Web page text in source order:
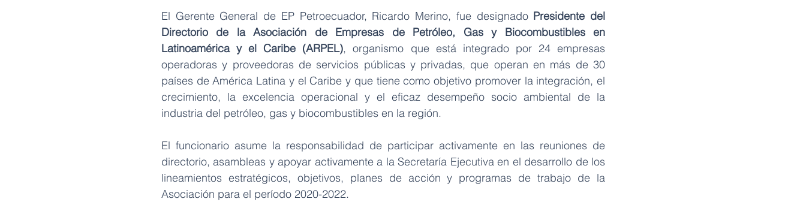
El Gerente General de EP Petroecuador, Ricardo Merino, fue designado Presidente del
Directorio de la Asociación de Empresas de Petróleo, Gas y Biocombustibles en
Latinoamérica y el Caribe (ARPEL), organismo que está integrado por 24 empresas
operadoras y proveedoras de servicios públicas y privadas, que operan en más de 30
países de América Latina y el Caribe y que tiene como objetivo promover la integración, el
crecimiento, la excelencia operacional y el eficaz desempeño socio ambiental de la
industria del petróleo, gas y biocombustibles en la región.
El funcionario asume la responsabilidad de participar activamente en las reuniones de
directorio, asambleas y apoyar activamente a la Secretaría Ejecutiva en el desarrollo de los
lineamientos estratégicos, objetivos, planes de acción y programas de trabajo de la
Asociación para el período 2020-2022.